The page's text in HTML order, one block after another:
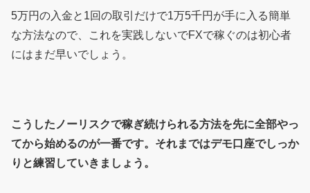
5万円の入金と1回の取引だけで1万5千円が手に入る簡単
な方法なので、これを実践しないでFXで稼ぐのは初心者
にはまだ早いでしょう。
こうしたノーリスクで稼ぎ続けられる方法を先に全部やっ
てから始めるのが一番です。それまではデモ口座でしっか
りと練習していきましょう。